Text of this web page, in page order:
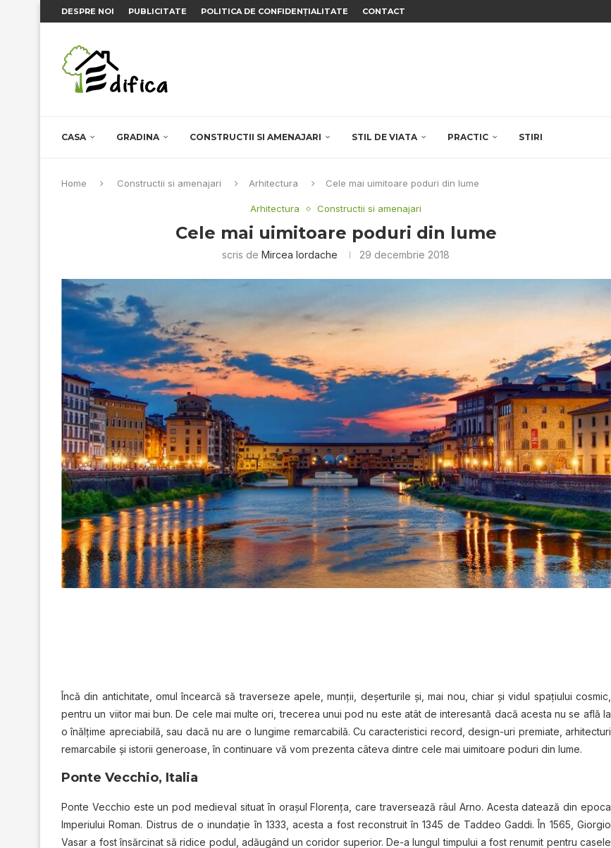
DESPRE NOI PUBLICITATE POLITICA DE CONFIDENȚIALITATE CONTACT
CASA GRADINA CONSTRUCTII SI AMENAJARI STIL DE VIATA PRACTIC STIRI
Home Constructii si amenajari Arhitectura Cele mai uimitoare poduri din lume
Arhitectura Constructii si amenajari
Cele mai uimitoare poduri din lume
scris deMircea Iordache 29 decembrie 2018
Încă din antichitate, omul încearcă să traverseze apele, munţii, deşerturile şi, mai nou, chiar şi vidul spaţiului cosmic,
pentru un viitor mai bun. De cele mai multe ori, trecerea unui pod nu este atât de interesantă dacă acesta nu se află la
o înălţime apreciabilă, sau dacă nu are o lungime remarcabilă. Cu caracteristici record, design-uri premiate, arhitecturi
remarcabile şi istorii generoase, în continuare vă vom prezenta câteva dintre cele mai uimitoare poduri din lume.
Ponte Vecchio, Italia
Ponte Vecchio este un pod medieval situat în oraşul Florenţa, care traversează râul Arno. Acesta datează din epoca
Imperiului Roman. Distrus de o inundaţie în 1333, acesta a fost reconstruit în 1345 de Taddeo Gaddi. În 1565, Giorgio
Vasar a fost însărcinat să ridice podul, adăugând un coridor superior. De-a lungul timpului a fost renumit pentru casele